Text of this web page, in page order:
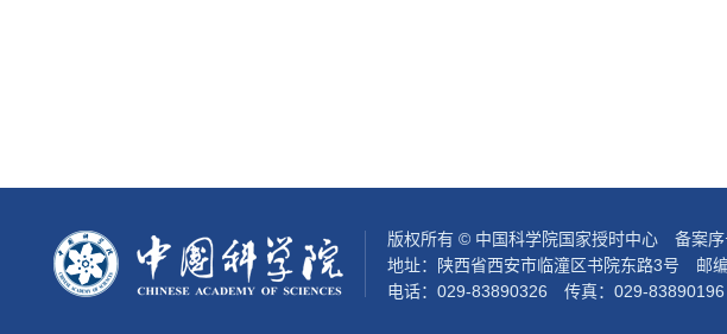
版权所有 © 中国科学院国家授时中心 备案序
地址：陕西省西安市临潼区书院东路3号 邮
电话：029-83890326 传真：029-83890196